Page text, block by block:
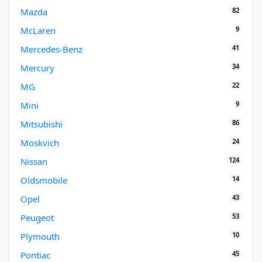
Mazda 82
McLaren 9
Mercedes-Benz 41
Mercury 34
MG 22
Mini 9
Mitsubishi 86
Moskvich 24
Nissan 124
Oldsmobile 14
Opel 43
Peugeot 53
Plymouth 10
Pontiac 45